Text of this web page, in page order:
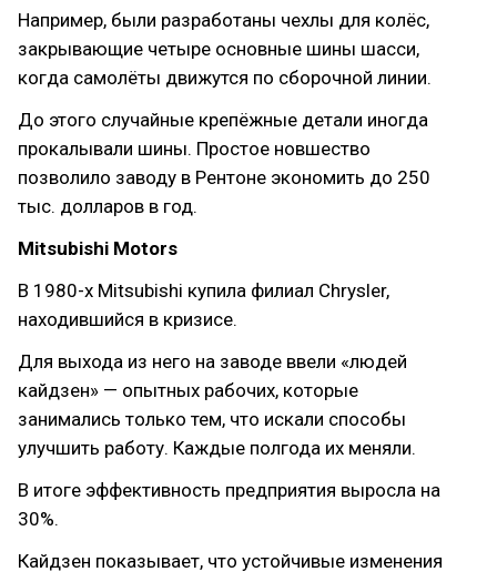
Например, были разработаны чехлы для колёс,
закрывающие четыре основные шины шасси,
когда самолёты движутся по сборочной линии.
До этого случайные крепёжные детали иногда
прокалывали шины. Простое новшество
позволило заводу в Рентоне экономить до 250
тыс. долларов в год.
Mitsubishi Motors
В 1980-х Mitsubishi купила филиал Chrysler,
находившийся в кризисе.
Для выхода из него на заводе ввели «людей
кайдзен» — опытных рабочих, которые
занимались только тем, что искали способы
улучшить работу. Каждые полгода их меняли.
В итоге эффективность предприятия выросла на
30%.
Кайдзен показывает, что устойчивые изменения